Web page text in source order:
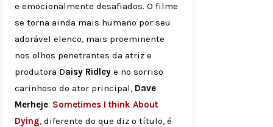
e emocionalmente desafiados. O filme
se torna ainda mais humano por seu
adorável elenco, mais proeminente
nos olhos penetrantes da atriz e
produtora Daisy Ridley e no sorriso
carinhoso do ator principal, Dave
Merheje. Sometimes I think About
Dying, diferente do que diz o título, é